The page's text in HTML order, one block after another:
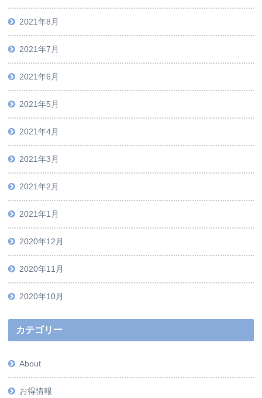
2021年8月
2021年7月
2021年6月
2021年5月
2021年4月
2021年3月
2021年2月
2021年1月
2020年12月
2020年11月
2020年10月
カテゴリー
About
お得情報